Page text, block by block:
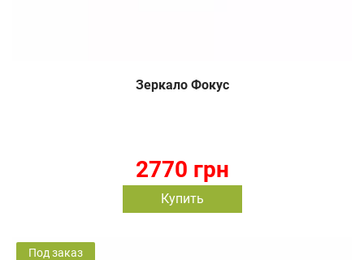
Зеркало Фокус
2770 грн
Купить
Под заказ